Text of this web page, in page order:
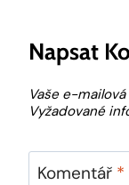
Napsat
Vaše e-
Vyžadované
Komentář *